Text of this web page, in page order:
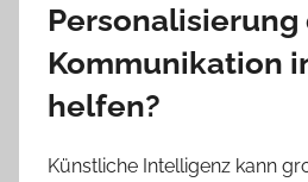
Personalisierung
Kommunikation
helfen?
Künstliche Intelligenz kann